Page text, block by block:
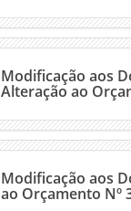
Modificação aos
Alteração ao
Modificação aos
ao Orçamento Nº